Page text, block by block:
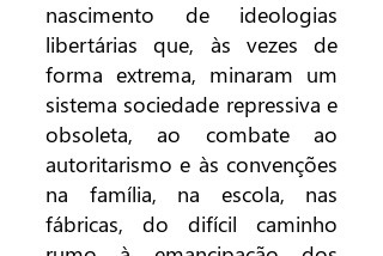
nascimento de ideologias
libertárias que, às vezes de
forma extrema, minaram um
sistema sociedade repressiva e
obsoleta, ao combate ao
autoritarismo e às convenções
na família, na escola, nas
fábricas, do difícil caminho